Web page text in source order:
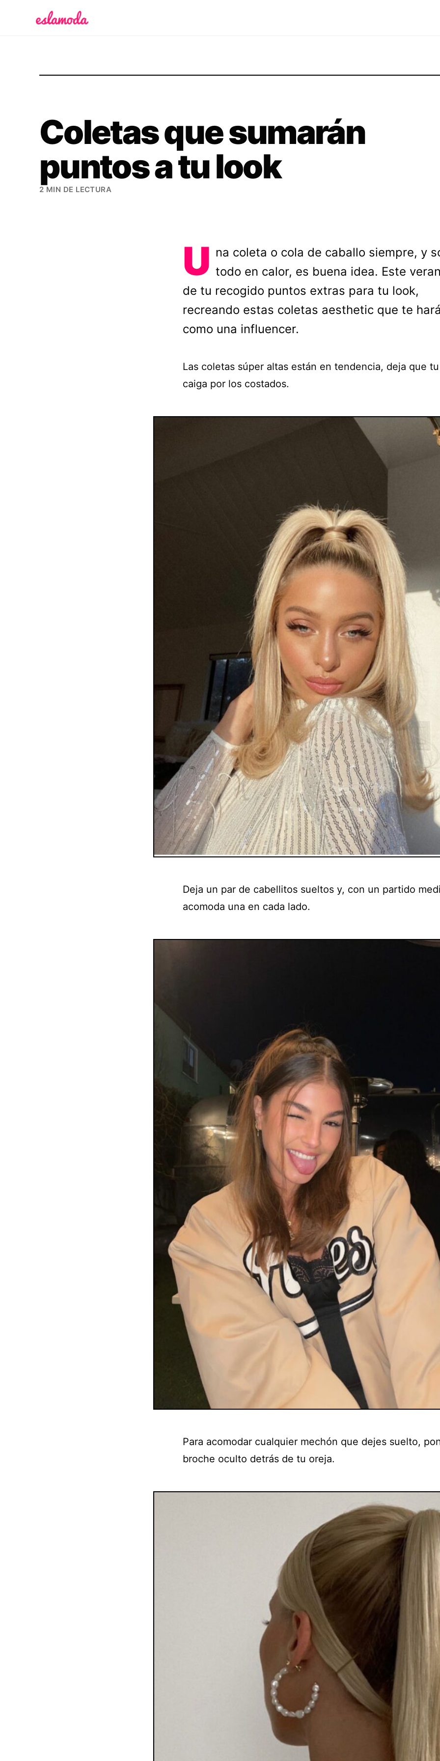
Coletas que sumarán
puntos a tu look
2 MIN DE LECTURA
U na coleta o cola de caballo siempre, y
todo en calor, es buena idea. Este
de tu recogido puntos extras para tu look,
recreando estas coletas aesthetic que te
como una influencer.
Las coletas súper altas están en tendencia, deja que
caiga por los costados.
Deja un par de cabellitos sueltos y, con un partido
acomoda una en cada lado.
Para acomodar cualquier mechón que dejes suelto,
broche oculto detrás de tu oreja.